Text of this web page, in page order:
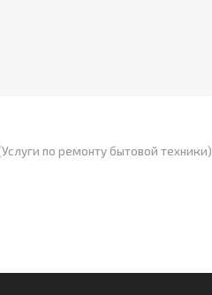
по ремонту бытовой техники)